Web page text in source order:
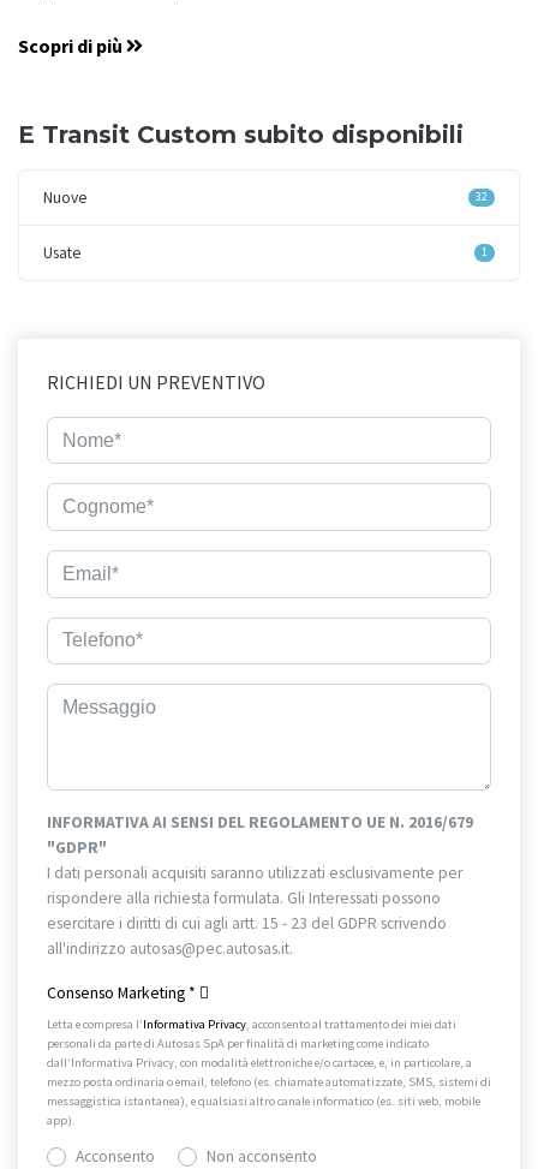
Scopri di più
E Transit Custom subito disponibili
Nuove 32
Usate 1
RICHIEDI UN PREVENTIVO
INFORMATIVA AI SENSI DEL REGOLAMENTO UE N. 2016/679
"GDPR"
I dati personali acquisiti saranno utilizzati esclusivamente per
rispondere alla richiesta formulata. Gli Interessati possono
esercitare i diritti di cui agli artt. 15 - 23 del GDPR scrivendo
all'indirizzo autosas@pec.autosas.it.
Consenso Marketing *
Letta e compresa l’Informativa Privacy, acconsento al trattamento dei miei dati
personali da parte di Autosas SpA per finalità di marketing come indicato
dall’Informativa Privacy, con modalità elettroniche e/o cartacee, e, in particolare, a
mezzo posta ordinaria o email, telefono (es. chiamate automatizzate, SMS, sistemi di
messaggistica istantanea), e qualsiasi altro canale informatico (es. siti web, mobile
app).
Acconsento Non acconsento